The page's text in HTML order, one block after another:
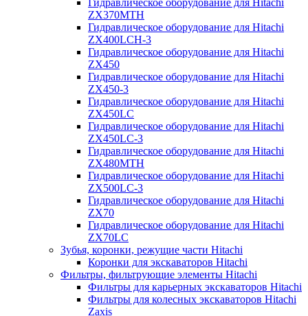
Гидравлическое оборудование для Hitachi
ZX370MTH
Гидравлическое оборудование для Hitachi
ZX400LCH-3
Гидравлическое оборудование для Hitachi
ZX450
Гидравлическое оборудование для Hitachi
ZX450-3
Гидравлическое оборудование для Hitachi
ZX450LC
Гидравлическое оборудование для Hitachi
ZX450LC-3
Гидравлическое оборудование для Hitachi
ZX480MTH
Гидравлическое оборудование для Hitachi
ZX500LC-3
Гидравлическое оборудование для Hitachi
ZX70
Гидравлическое оборудование для Hitachi
ZX70LC
Зубья, коронки, режущие части Hitachi
Коронки для экскаваторов Hitachi
Фильтры, фильтрующие элементы Hitachi
Фильтры для карьерных экскаваторов Hitachi
Фильтры для колесных экскаваторов Hitachi
Zaxis